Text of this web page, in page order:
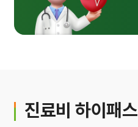
진료비 하이패스